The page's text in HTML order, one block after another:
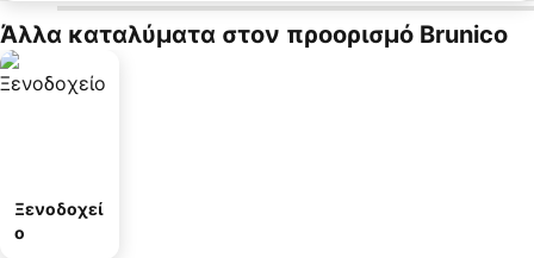
Άλλα καταλύματα στον προορισμό Brunico
Ξενοδοχεί
ο